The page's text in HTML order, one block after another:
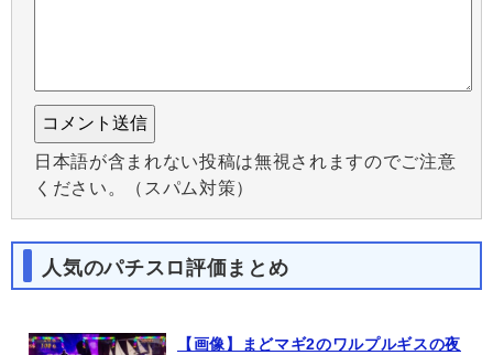
日本語が含まれない投稿は無視されますのでご注意
ください。（スパム対策）
人気のパチスロ評価まとめ
【画像】まどマギ2のワルプルギスの夜